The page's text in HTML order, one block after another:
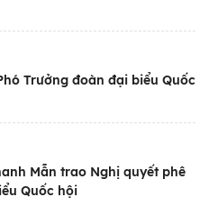
trị:
Đại học chuyên
Trưởng đoàn đại biểu Quốc
Mẫn trao Nghị quyết phê
Quốc hội